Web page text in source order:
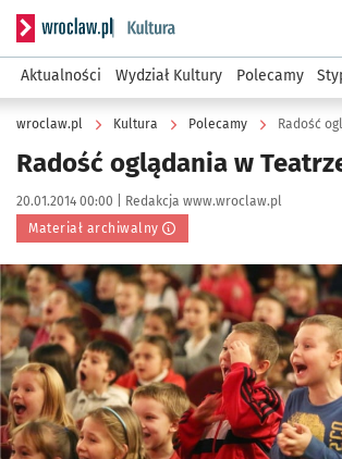
Serwis informacyjny wroclaw.pl
Aktualności Wydział Kultury Polecamy
wroclaw.pl Kultura Polecamy Radość
Radość oglądania w
Data publikacji:
20.01.2014 00:00 | Autor:
Redakcja www.wroclaw.pl
Materiał archiwalny
Kliknij, aby powiększyć